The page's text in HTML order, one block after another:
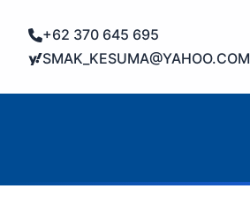
+62 370 645 695
SMAK_KESUMA@YAHOO.COM